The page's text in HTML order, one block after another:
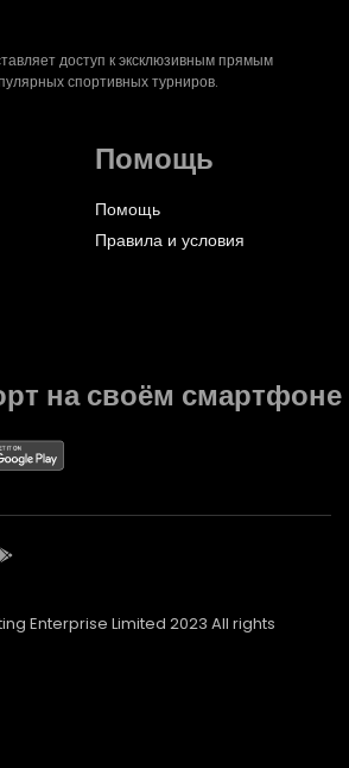
доступ к эксклюзивным прямым
спортивных турниров.
Помощь
Помощь
Правила и условия
на своём смартфоне
Enterprise Limited 2023 All rights